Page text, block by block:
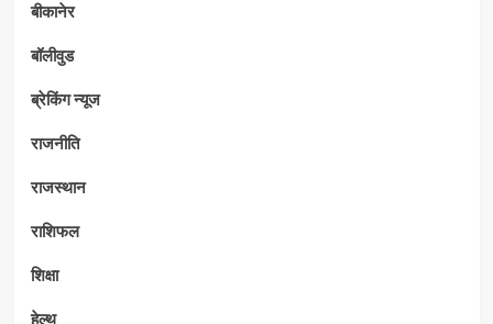
बीकानेर
बॉलीवुड
ब्रेकिंग न्यूज
राजनीति
राजस्थान
राशिफल
शिक्षा
हेल्थ